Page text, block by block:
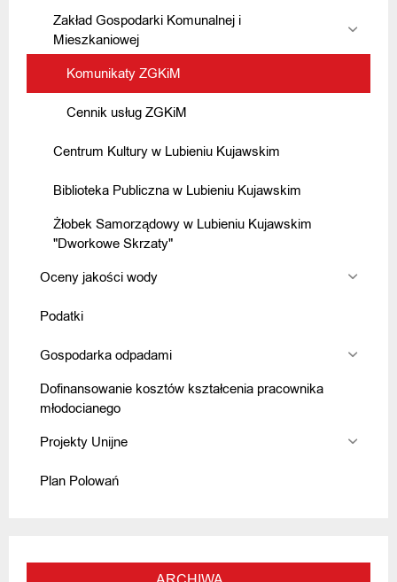
Zakład Gospodarki Komunalnej i
Mieszkaniowej
Komunikaty ZGKiM
Cennik usług ZGKiM
Centrum Kultury w Lubieniu Kujawskim
Biblioteka Publiczna w Lubieniu Kujawskim
Żłobek Samorządowy w Lubieniu Kujawskim
"Dworkowe Skrzaty"
Oceny jakości wody
Podatki
Gospodarka odpadami
Dofinansowanie kosztów kształcenia pracownika
młodocianego
Projekty Unijne
Plan Polowań